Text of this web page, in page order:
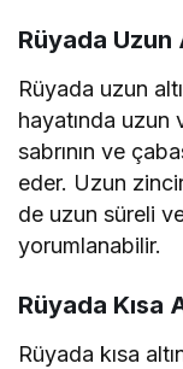
Rüyada Uzun
Rüyada uzun
hayatında uzun
sabrının ve
eder. Uzun
de uzun süreli
yorumlanabilir.
Rüyada Kısa
Rüyada kısa